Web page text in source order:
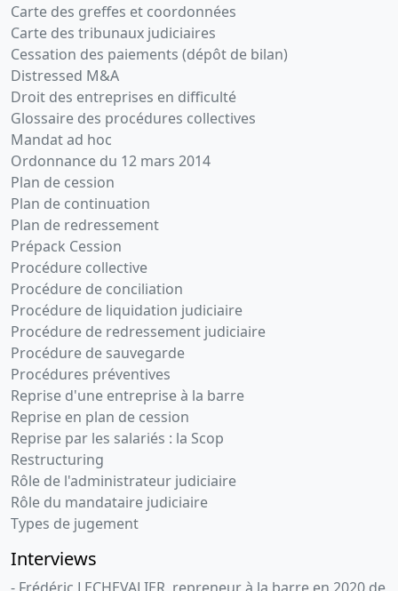
Carte des greffes et coordonnées
Carte des tribunaux judiciaires
Cessation des paiements (dépôt de bilan)
Distressed M&A
Droit des entreprises en difficulté
Glossaire des procédures collectives
Mandat ad hoc
Ordonnance du 12 mars 2014
Plan de cession
Plan de continuation
Plan de redressement
Prépack Cession
Procédure collective
Procédure de conciliation
Procédure de liquidation judiciaire
Procédure de redressement judiciaire
Procédure de sauvegarde
Procédures préventives
Reprise d'une entreprise à la barre
Reprise en plan de cession
Reprise par les salariés : la Scop
Restructuring
Rôle de l'administrateur judiciaire
Rôle du mandataire judiciaire
Types de jugement
Interviews